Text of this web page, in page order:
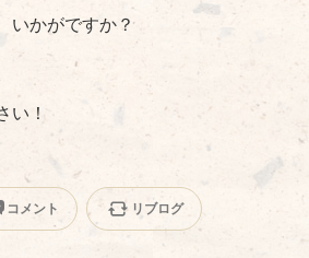
いかがですか？
い！
コメント リブログ